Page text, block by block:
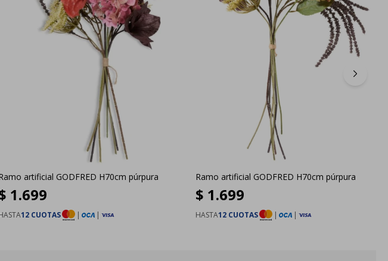
artificial GODFRED H70cm púrpura
1.699
12 CUOTAS | |
Ramo artificial GODFRED H70cm púrpura
$ 1.699
HASTA12 CUOTAS | |